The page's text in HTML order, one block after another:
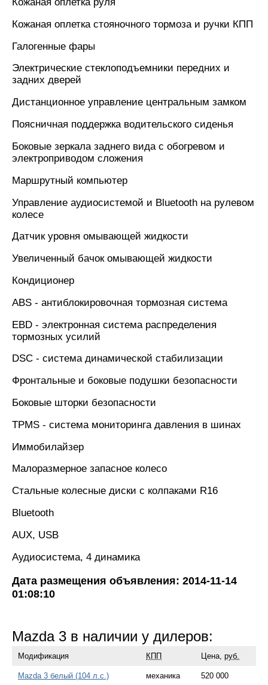
Кожаная оплетка стояночного тормоза и ручки КПП
Галогенные фары
Электрические стеклоподъемники передних и
задних дверей
Дистанционное управление центральным замком
Поясничная поддержка водительского сиденья
Боковые зеркала заднего вида с обогревом и
электроприводом сложения
Маршрутный компьютер
Управление аудиосистемой и Bluetooth на рулевом
колесе
Датчик уровня омывающей жидкости
Увеличенный бачок омывающей жидкости
Кондиционер
ABS - антиблокировочная тормозная система
EBD - электронная система распределения
тормозных усилий
DSC - система динамической стабилизации
Фронтальные и боковые подушки безопасности
Боковые шторки безопасности
TPMS - cистема мониторинга давления в шинах
Иммобилайзер
Малоразмерное запасное колесо
Стальные колесные диски с колпаками R16
Bluetooth
AUX, USB
Аудиосистема, 4 динамика
Дата размещения объявления: 2014-11-14
01:08:10
Mazda 3 в наличии у дилеров:
Модификация КПП Цена, руб.
Mazda 3 белый (104 л.с.) механика 520 000